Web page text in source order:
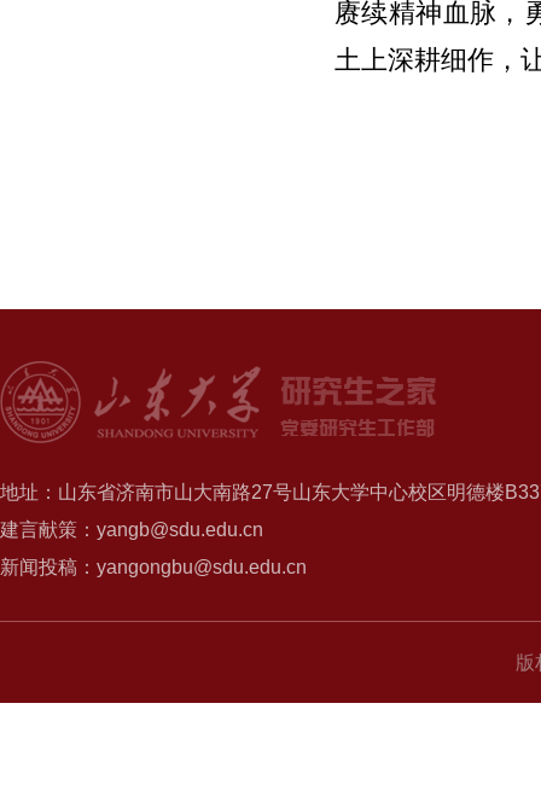
赓续精神血脉，
土上深耕细作，
地址：山东省济南市山大南路27号山东大学中心校区明德楼
建言献策：yangb@sdu.edu.cn
新闻投稿：yangongbu@sdu.edu.cn
版